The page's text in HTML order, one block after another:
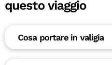
questo viaggio
Cosa portare in valigia